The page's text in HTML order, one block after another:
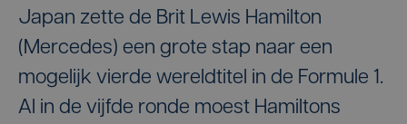
Japan zette de Brit Lewis Hamilton
(Mercedes) een grote stap naar een
mogelijk vierde wereldtitel in de Formule 1.
Al in de vijfde ronde moest Hamiltons